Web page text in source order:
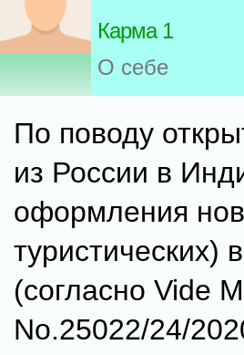
Карма 1
О себе
По поводу
из России в
оформления
туристических)
(согласно Vide
No.25022/24/